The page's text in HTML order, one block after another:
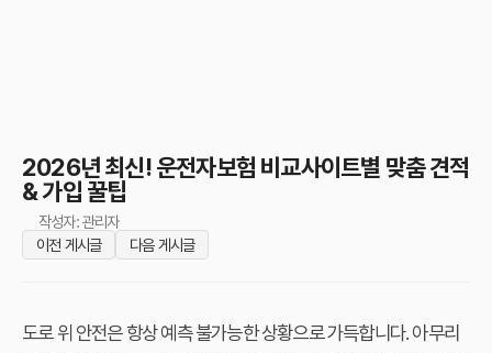
2026년 최신! 운전자보험 비교사이트별 맞춤 견적
& 가입 꿀팁
작성자: 관리자
이전 게시글
다음 게시글
도로 위 안전은 항상 예측 불가능한 상황으로 가득합니다. 아무리